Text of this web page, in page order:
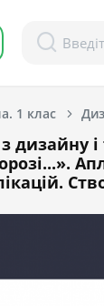
1 клас
дизайну